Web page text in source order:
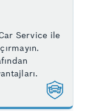
Service ile